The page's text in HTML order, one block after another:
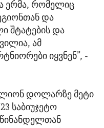
ერმა, რომელიც
და
შტატების და
ამ
იყვნენ”, -
დოლარზე მეტი
საბიუჯეტო